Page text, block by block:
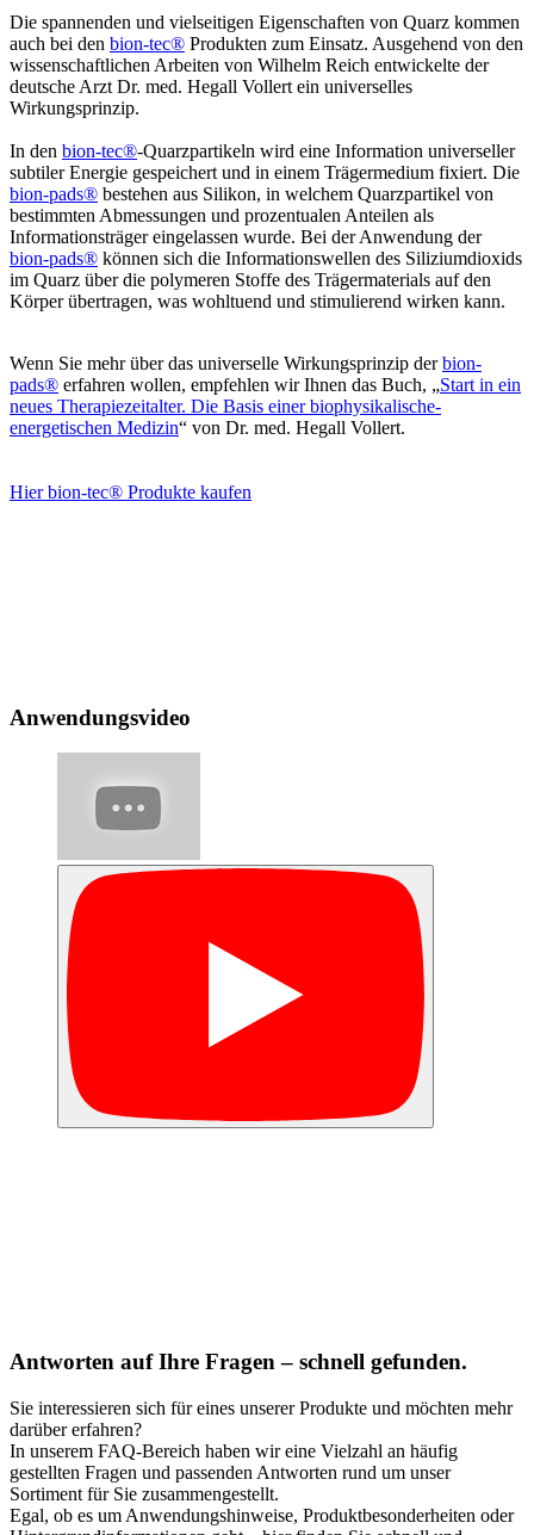
Die spannenden und vielseitigen Eigenschaften von Quarz kommen
auch bei den bion-tec® Produkten zum Einsatz. Ausgehend von den
wissenschaftlichen Arbeiten von Wilhelm Reich entwickelte der
deutsche Arzt Dr. med. Hegall Vollert ein universelles
Wirkungsprinzip.
In den bion-tec®-Quarzpartikeln wird eine Information universeller
subtiler Energie gespeichert und in einem Trägermedium fixiert. Die
bion-pads® bestehen aus Silikon, in welchem Quarzpartikel von
bestimmten Abmessungen und prozentualen Anteilen als
Informationsträger eingelassen wurde. Bei der Anwendung der
bion-pads® können sich die Informationswellen des Siliziumdioxids
im Quarz über die polymeren Stoffe des Trägermaterials auf den
Körper übertragen, was wohltuend und stimulierend wirken kann.
Wenn Sie mehr über das universelle Wirkungsprinzip derbion-
pads® erfahren wollen, empfehlen wir Ihnen das Buch, „Start in ein
neues Therapiezeitalter. Die Basis einer biophysikalische-
energetischen Medizin“ von Dr. med. Hegall Vollert.
Hier bion-tec® Produkte kaufen
Anwendungsvideo
Antworten auf Ihre Fragen – schnell gefunden.
Sie interessieren sich für eines unserer Produkte und möchten mehr
darüber erfahren?
In unserem FAQ-Bereich haben wir eine Vielzahl an häufig
gestellten Fragen und passenden Antworten rund um unser
Sortiment für Sie zusammengestellt.
Egal, ob es um Anwendungshinweise, Produktbesonderheiten oder